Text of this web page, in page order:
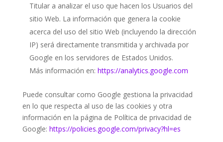
Titular a analizar el uso que hacen los Usuarios del
sitio Web. La información que genera la cookie
acerca del uso del sitio Web (incluyendo la dirección
IP) será directamente transmitida y archivada por
Google en los servidores de Estados Unidos.
Más información en: https://analytics.google.com
Puede consultar como Google gestiona la privacidad
en lo que respecta al uso de las cookies y otra
información en la página de Política de privacidad de
Google: https://policies.google.com/privacy?hl=es